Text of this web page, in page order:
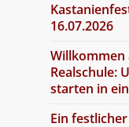
16.07.2026
Willkommen
Realschule:
starten in
Ein